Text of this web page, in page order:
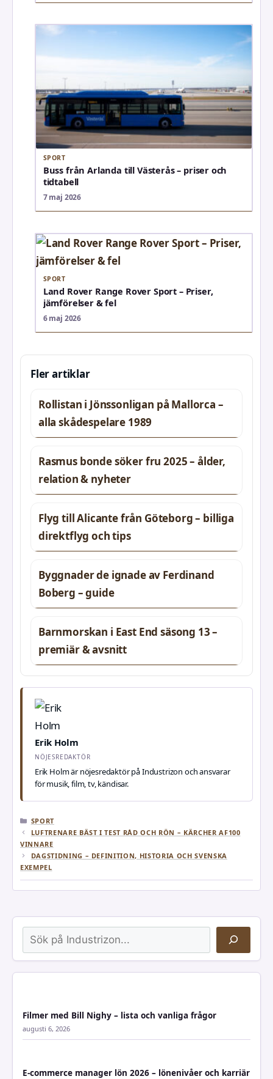
SPORT
Buss från Arlanda till Västerås – priser och
tidtabell
7 maj 2026
SPORT
Land Rover Range Rover Sport – Priser,
jämförelser & fel
6 maj 2026
Fler artiklar
Rollistan i Jönssonligan på Mallorca –
alla skådespelare 1989
Rasmus bonde söker fru 2025 – ålder,
relation & nyheter
Flyg till Alicante från Göteborg – billiga
direktflyg och tips
Byggnader de ignade av Ferdinand
Boberg – guide
Barnmorskan i East End säsong 13 –
premiär & avsnitt
Erik Holm
NÖJESREDAKTÖR
Erik Holm är nöjesredaktör på Industrizon och ansvarar
för musik, film, tv, kändisar.
KATEGORIER
SPORT
LUFTRENARE BÄST I TEST RÅD OCH RÖN – KÄRCHER AF100
VINNARE
DAGSTIDNING – DEFINITION, HISTORIA OCH SVENSKA
EXEMPEL
Sök
Filmer med Bill Nighy – lista och vanliga frågor
augusti 6, 2026
E-commerce manager lön 2026 – lönenivåer och karriär